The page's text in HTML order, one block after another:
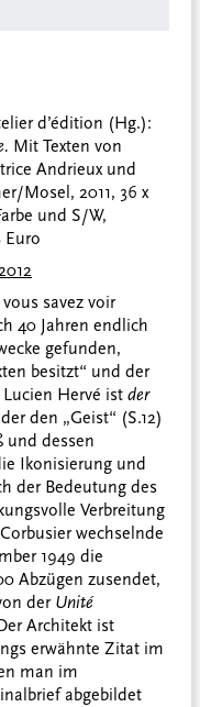
d’édition (Hg.):
Mit Texten von
Andrieux und
Mosel, 2011, 36 x
und S/W,
Euro
savez voir
40 Jahren endlich
gefunden,
besitzt“ und der
Hervé ist der
den „Geist“ (S.12)
und dessen
Ikonisierung und
der Bedeutung des
Verbreitung
wechselnde
1949 die
Abzügen zusendet,
der Unité
Architekt ist
erwähnte Zitat im
man im
abgebildet